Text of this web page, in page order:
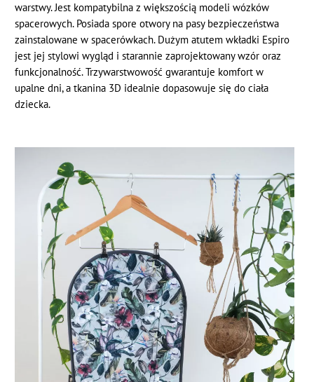
warstwy. Jest kompatybilna z większością modeli wózków
spacerowych. Posiada spore otwory na pasy bezpieczeństwa
zainstalowane w spacerówkach. Dużym atutem wkładki Espiro
jest jej stylowi wygląd i starannie zaprojektowany wzór oraz
funkcjonalność. Trzywarstwowość gwarantuje komfort w
upalne dni, a tkanina 3D idealnie dopasowuje się do ciała
dziecka.